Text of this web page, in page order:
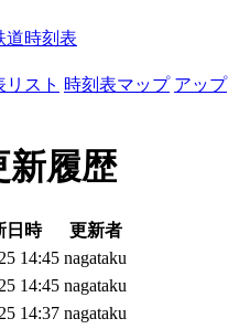
道時刻表
リスト 時刻表マップ アップ
新履歴
日時
更新者
14:45 nagataku
14:45 nagataku
14:37 nagataku